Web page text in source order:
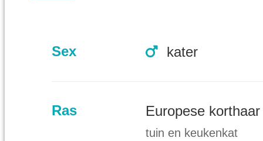
Sex kater
Ras Europese
tuin en keukenkat